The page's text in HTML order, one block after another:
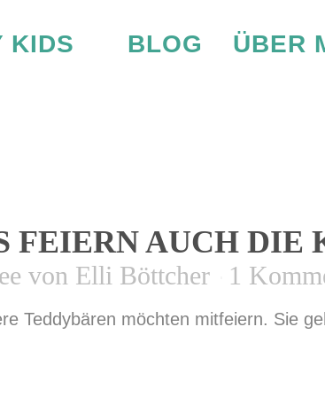
KIDS BLOG ÜBER
FEIERN AUCH DIE
von Elli Böttcher 1
Teddybären möchten mitfeiern. Sie